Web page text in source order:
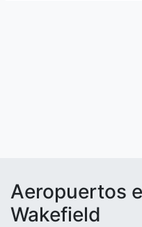
Aeropuertos
Wakefield